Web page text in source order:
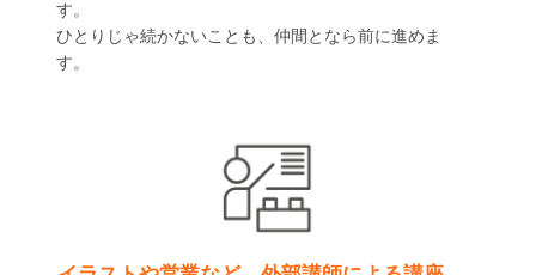
す。
ひとりじゃ続かないことも、仲間となら前に進めま
す。